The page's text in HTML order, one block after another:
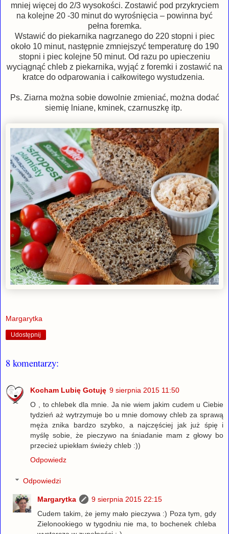
mniej więcej do 2/3 wysokości. Zostawić pod przykryciem
na kolejne 20 -30 minut do wyrośnięcia – powinna być
pełna foremka.
Wstawić do piekarnika nagrzanego do 220 stopni i piec
około 10 minut, następnie zmniejszyć temperaturę do 190
stopni i piec kolejne 50 minut. Od razu po upieczeniu
wyciągnąć chleb z piekarnika, wyjąć z foremki i zostawić na
kratce do odparowania i całkowitego wystudzenia.
Ps. Ziarna można sobie dowolnie zmieniać, można dodać
siemię lniane, kminek, czarnuszkę itp.
Margarytka
Udostępnij
8 komentarzy:
Kocham Lubię Gotuję 9 sierpnia 2015 11:50
O , to chlebek dla mnie. Ja nie wiem jakim cudem u Ciebie
tydzień aż wytrzymuje bo u mnie domowy chleb za sprawą
męża znika bardzo szybko, a najczęściej jak już śpię i
myślę sobie, że pieczywo na śniadanie mam z głowy bo
przecież upiekłam świeży chleb :))
Odpowiedz
Odpowiedzi
Margarytka
9 sierpnia 2015 22:15
Cudem takim, że jemy mało pieczywa :) Poza tym, gdy
Zielonookiego w tygodniu nie ma, to bochenek chleba